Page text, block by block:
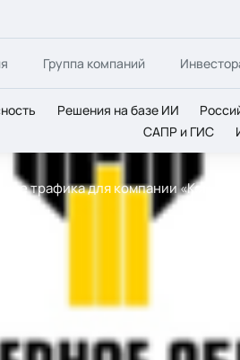
Группа компаний
Решения на базе ИИ
САПР и ГИС
трафика для компании